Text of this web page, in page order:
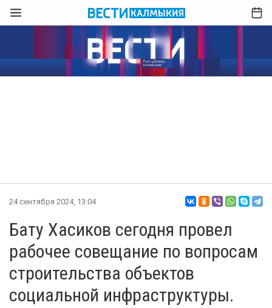
24 сентября 2024, 13:04
Бату Хасиков сегодня провел
рабочее совещание по вопросам
строительства объектов
социальной инфраструктуры.